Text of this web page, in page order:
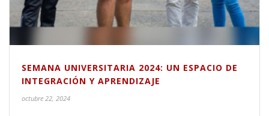
SEMANA UNIVERSITARIA 2024: UN ESPACIO DE
INTEGRACIÓN Y APRENDIZAJE
octubre 22, 2024